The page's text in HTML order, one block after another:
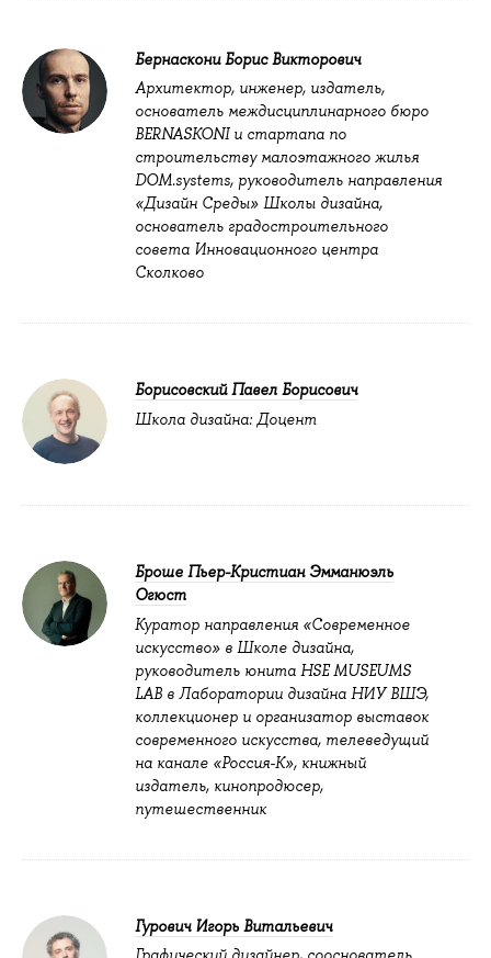
Бернаскони Борис Викторович
Архитектор, инженер, издатель,
основатель междисциплинарного бюро
BERNASKONI и стартапа по
строительству малоэтажного жилья
DOM.systems, руководитель направления
«Дизайн Среды» Школы дизайна,
основатель градостроительного
совета Инновационного центра
Сколково
Борисовский Павел Борисович
Школа дизайна: Доцент
Броше Пьер-Кристиан Эмманюэль
Огюст
Куратор направления «Современное
искусство» в Школе дизайна,
руководитель юнита HSE MUSEUMS
LAB в Лаборатории дизайна НИУ ВШЭ,
коллекционер и организатор выставок
современного искусства, телеведущий
на канале «Россия-К», книжный
издатель, кинопродюсер,
путешественник
Гурович Игорь Витальевич